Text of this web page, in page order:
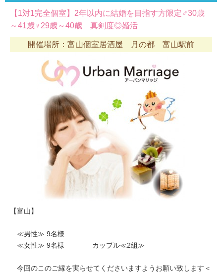
【1対1完全個室】2年以内に結婚を目指す方限定♂30歳
～41歳♀29歳～40歳 真剣度◎婚活
開催場所：富山個室居酒屋 月の都 富山駅前
【富山】
≪男性≫ 9名様
≪女性≫ 9名様 カップル≪2組≫
今回のこのご縁を実らせてくださいますようお願い致します＜